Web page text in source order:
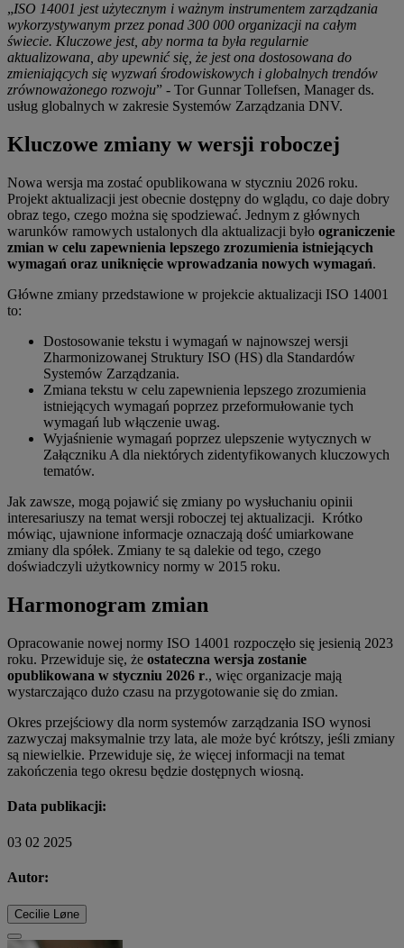
„ISO 14001 jest użytecznym i ważnym instrumentem zarządzania
wykorzystywanym przez ponad 300 000 organizacji na całym
świecie. Kluczowe jest, aby norma ta była regularnie
aktualizowana, aby upewnić się, że jest ona dostosowana do
zmieniających się wyzwań środowiskowych i globalnych trendów
zrównoważonego rozwoju” - Tor Gunnar Tollefsen, Manager ds.
usług globalnych w zakresie Systemów Zarządzania DNV.
Kluczowe zmiany w wersji roboczej
Nowa wersja ma zostać opublikowana w styczniu 2026 roku.
Projekt aktualizacji jest obecnie dostępny do wglądu, co daje dobry
obraz tego, czego można się spodziewać. Jednym z głównych
warunków ramowych ustalonych dla aktualizacji było ograniczenie
zmian w celu zapewnienia lepszego zrozumienia istniejących
wymagań oraz uniknięcie wprowadzania nowych wymagań.
Główne zmiany przedstawione w projekcie aktualizacji ISO 14001
to:
Dostosowanie tekstu i wymagań w najnowszej wersji
Zharmonizowanej Struktury ISO (HS) dla Standardów
Systemów Zarządzania.
Zmiana tekstu w celu zapewnienia lepszego zrozumienia
istniejących wymagań poprzez przeformułowanie tych
wymagań lub włączenie uwag.
Wyjaśnienie wymagań poprzez ulepszenie wytycznych w
Załączniku A dla niektórych zidentyfikowanych kluczowych
tematów.
Jak zawsze, mogą pojawić się zmiany po wysłuchaniu opinii
interesariuszy na temat wersji roboczej tej aktualizacji. Krótko
mówiąc, ujawnione informacje oznaczają dość umiarkowane
zmiany dla spółek. Zmiany te są dalekie od tego, czego
doświadczyli użytkownicy normy w 2015 roku.
Harmonogram zmian
Opracowanie nowej normy ISO 14001 rozpoczęło się jesienią 2023
roku. Przewiduje się, że ostateczna wersja zostanie
opublikowana w styczniu 2026 r., więc organizacje mają
wystarczająco dużo czasu na przygotowanie się do zmian.
Okres przejściowy dla norm systemów zarządzania ISO wynosi
zazwyczaj maksymalnie trzy lata, ale może być krótszy, jeśli zmiany
są niewielkie. Przewiduje się, że więcej informacji na temat
zakończenia tego okresu będzie dostępnych wiosną.
Data publikacji:
03 02 2025
Autor:
Cecilie Løne